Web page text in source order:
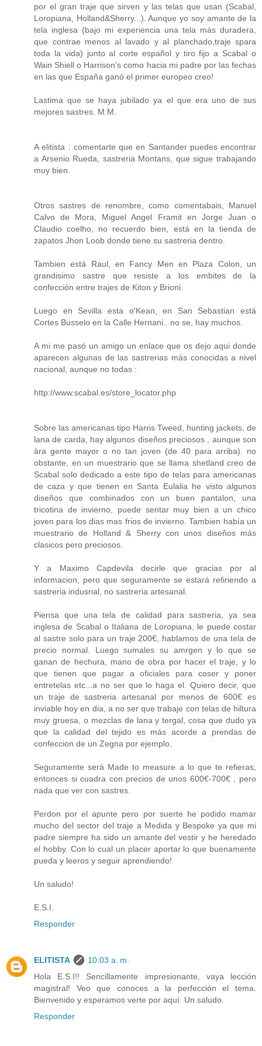
por el gran traje que sirven y las telas que usan (Scabal,
Loropiana, Holland&Sherry...). Aunque yo soy amante de la
tela inglesa (bajo mi experiencia una tela más duradera,
que contrae menos al lavado y al planchado,traje spara
toda la vida) junto al corte español y tiro fijo a Scabal o
Wain Shiell o Harrison's como hacia mi padre por las fechas
en las que España ganó el primer europeo creo!
Lastima que se haya jubilado ya el que era uno de sus
mejores sastres. M.M.
A elitista : comentarte que en Santander puedes encontrar
a Arsenio Rueda, sastreria Montans, que sigue trabajando
muy bien.
Otros sastres de renombre, como comentabais, Manuel
Calvo de Mora, Miguel Angel Framit en Jorge Juan o
Claudio coelho, no recuerdo bien, está en la tienda de
zapatos Jhon Loob donde tiene su sastreria dentro.
Tambien está Raul, en Fancy Men en Plaza Colon, un
grandisimo sastre que resiste a los embites de la
confección entre trajes de Kiton y Brioni.
Luego en Sevilla esta o'Kean, en San Sebastian está
Cortes Busselo en la Calle Hernani.. no se, hay muchos.
A mi me pasó un amigo un enlace que os dejo aqui donde
aparecen algunas de las sastrerias más conocidas a nivel
nacional, aunque no todas :
http://www.scabal.es/store_locator.php
Sobre las americanas tipo Harris Tweed, hunting jackets, de
lana de carda, hay algunos diseños preciosos , aunque son
àra gente mayor o no tan joven (de 40 para arriba). no
obstante, en un muestrario que se llama shetland creo de
Scabal solo dedicado a este tipo de telas para americanas
de caza y que tienen en Santa Eulalia he visto algunos
diseños que combinados con un buen pantalon, una
tricotina de invierno, puede sentar muy bien a un chico
joven para los dias mas frios de invierno. Tambien había un
muestrario de Holland & Sherry con unos diseños más
clasicos pero preciosos.
Y a Maximo Capdevila decirle que gracias por al
informacion, pero que seguramente se estará refiriendo a
sastreria indusrial, no sastreria artesanal.
Piensa que una tela de calidad para sastreria, ya sea
inglesa de Scabal o Italiana de Loropiana, le puede costar
al sastre solo para un traje 200€, hablamos de una tela de
precio normal. Luego sumales su amrgen y lo que se
ganan de hechura, mano de obra por hacer el traje, y lo
que tienen que pagar a oficiales para coser y poner
entretelas etc...a no ser que lo haga el. Quiero decir, que
un traje de sastreria artesanal por menos de 600€ es
inviable hoy en dia, a no ser que trabaje con telas de hiltura
muy gruesa, o mezclas de lana y tergal, cosa que dudo ya
que la calidad del tejido es más acorde a prendas de
confeccion de un Zegna por ejemplo.
Seguramente será Made to measure a lo que te refieras,
entonces si cuadra con precios de unos 600€-700€ , pero
nada que ver con sastres.
Perdon por el apunte pero por suerte he podido mamar
mucho del sector del traje a Medida y Bespoke ya que mi
padre siempre ha sido un amante del vestir y he heredado
el hobby. Con lo cual un placer aportar lo que buenamente
pueda y leeros y seguir aprendiendo!
Un saludo!
E.S.I.
Responder
ELITISTA
10:03 a. m.
Hola E.S.I!! Sencillamente impresionante, vaya lección
magistral! Veo que conoces a la perfección el tema.
Bienvenido y esperamos verte por aquí. Un saludo.
Responder